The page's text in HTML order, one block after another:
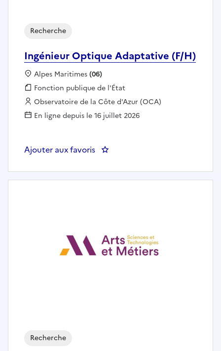
Ingénieur Optique Adaptative (F/H)
Recherche
Localisation :
Alpes Maritimes(06)
Fonction publique :
Fonction publique de l'État
Employeur :
Observatoire de la Côte d'Azur (OCA)
En ligne depuis le 16 juillet 2026
Ajouter aux favoris : Ingénieur Optique Adaptative
Recherche